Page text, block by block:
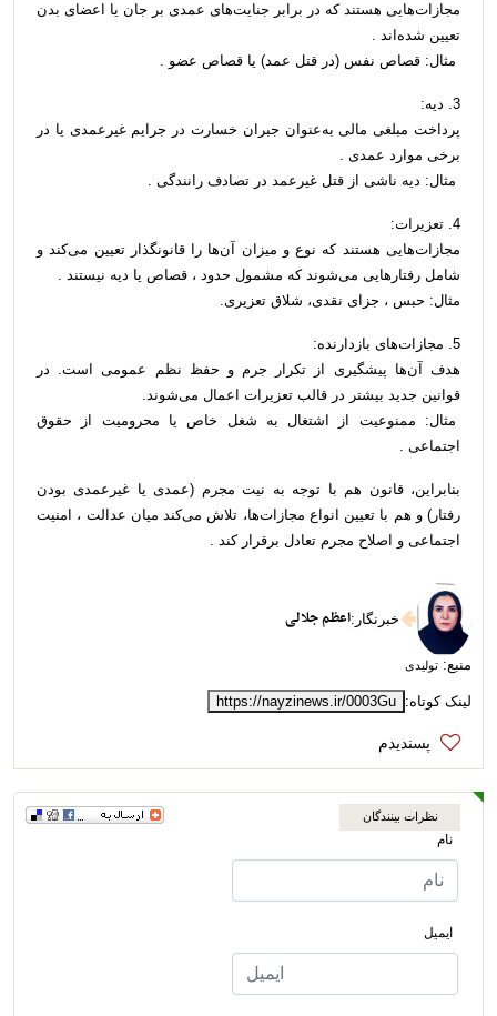
مجازات‌هایی هستند که در برابر جنایت‌های عمدی بر جان یا اعضای بدن
تعیین شده‌اند .
مثال: قصاص نفس (در قتل عمد) یا قصاص عضو .
3. دیه:
پرداخت مبلغی مالی به‌عنوان جبران خسارت در جرایم غیرعمدی یا در
برخی موارد عمدی .
مثال: دیه ناشی از قتل غیرعمد در تصادف رانندگی .
4. تعزیرات:
مجازات‌هایی هستند که نوع و میزان آن‌ها را قانونگذار تعیین می‌کند و
شامل رفتارهایی می‌شوند که مشمول حدود ، قصاص یا دیه نیستند .
مثال: حبس ، جزای نقدی، شلاق تعزیری.
5. مجازات‌های بازدارنده:
هدف آن‌ها پیشگیری از تکرار جرم و حفظ نظم عمومی است. در
قوانین جدید بیشتر در قالب تعزیرات اعمال می‌شوند.
مثال: ممنوعیت از اشتغال به شغل خاص یا محرومیت از حقوق
اجتماعی .
بنابراین، قانون هم با توجه به نیت مجرم (عمدی یا غیرعمدی بودن
رفتار) و هم با تعیین انواع مجازات‌ها، تلاش می‌کند میان عدالت ، امنیت
اجتماعی و اصلاح مجرم تعادل برقرار کند .
خبرنگار :اعظم جلالی
منبع: تولیدی
لینک کوتاه: https://nayzinews.ir/0003Gu
نظرات بینندگان
نام
ایمیل